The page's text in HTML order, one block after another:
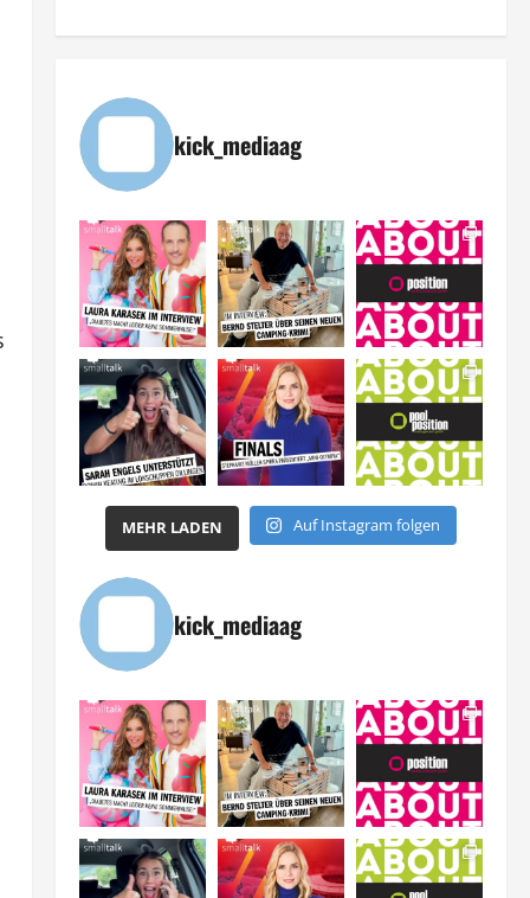
kick_mediaag
MEHR LADEN Auf Instagram folgen
kick_mediaag